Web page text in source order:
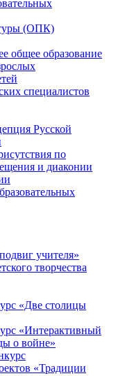
(ОПК)
общее образование
специалистов
Русской
по
и диаконии
учителя»
творчества
«Две столицы
«Интерактивный
о войне»
«Традиции